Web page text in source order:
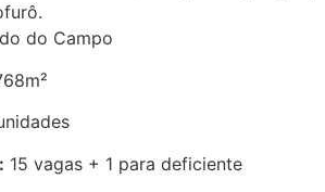
do Campo
15 vagas + 1 para deficiente